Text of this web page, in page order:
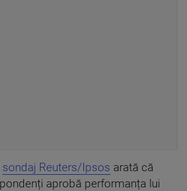
sondaj Reuters/Ipsos arată că
aprobă performanța lui